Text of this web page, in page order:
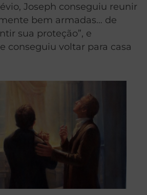
Joseph conseguiu reunir
bem armadas… de
sua proteção”, e
conseguiu voltar para casa